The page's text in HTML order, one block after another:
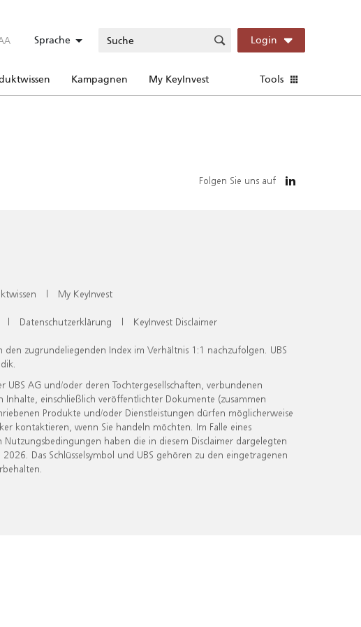
Sprache Login
Kampagnen My KeyInvest Tools
Folgen Sie uns auf
| My KeyInvest
| Datenschutzerklärung | KeyInvest Disclaimer
zugrundeliegenden Index im Verhältnis 1:1 nachzufolgen. UBS
AG und/oder deren Tochtergesellschaften, verbundenen
einschließlich veröffentlichter Dokumente (zusammen
Produkte und/oder Dienstleistungen dürfen möglicherweise
kontaktieren, wenn Sie handeln möchten. Im Falle eines
Nutzungsbedingungen haben die in diesem Disclaimer dargelegten
Das Schlüsselsymbol und UBS gehören zu den eingetragenen